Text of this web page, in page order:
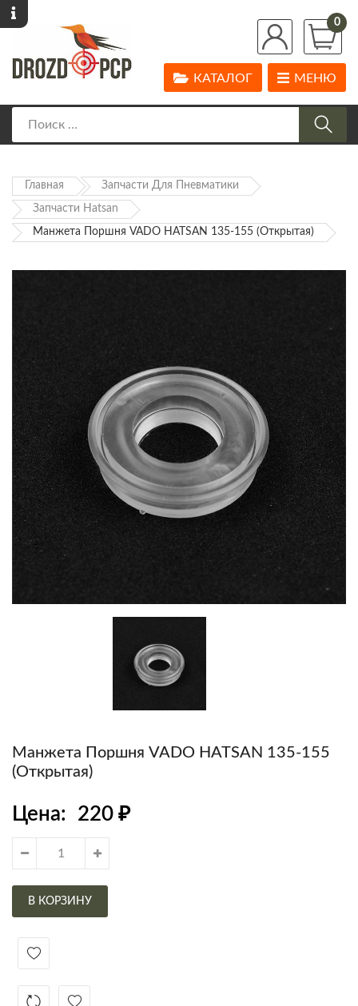
0
МЕНЮ
КАТАЛОГ
Главная Запчасти Для Пневматики
Запчасти Hatsan
Манжета Поршня VADO HATSAN 135-155 (открытая)
Манжета Поршня VADO HATSAN 135-155
(открытая)
Цена: 220 ₽
В КОРЗИНУ